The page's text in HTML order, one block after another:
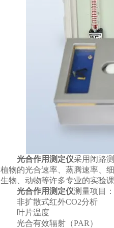
光合作用测定仪采用闭路
植物的光合速率、蒸腾速率、
生物、动物等许多专业的实验
光合作用测定仪测量项目：
非扩散式红外CO2分析
叶片温度
光合有效辐射（PAR）